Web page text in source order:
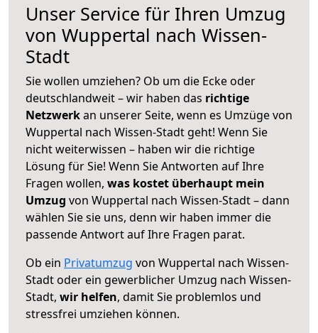
Unser Service für Ihren Umzug
von Wuppertal nach Wissen-
Stadt
Sie wollen umziehen? Ob um die Ecke oder
deutschlandweit – wir haben das richtige
Netzwerkan unserer Seite, wenn es Umzüge von
Wuppertal nach Wissen-Stadt geht! Wenn Sie
nicht weiterwissen – haben wir die richtige
Lösung für Sie! Wenn Sie Antworten auf Ihre
Fragen wollen, was kostet überhaupt mein
Umzug von Wuppertal nach Wissen-Stadt – dann
wählen Sie sie uns, denn wir haben immer die
passende Antwort auf Ihre Fragen parat.
Ob ein Privatumzug von Wuppertal nach Wissen-
Stadt oder ein gewerblicher Umzug nach Wissen-
Stadt, wir helfen, damit Sie problemlos und
stressfrei umziehen können.